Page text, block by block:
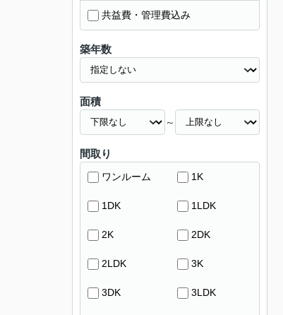
共益費・管理費込み
築年数
面積
～
間取り
ワンルーム 1K
1DK 1LDK
2K 2DK
2LDK 3K
3DK 3LDK